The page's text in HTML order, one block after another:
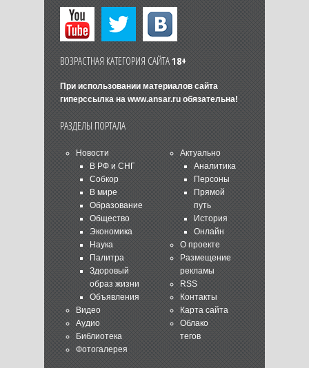
ВОЗРАСТНАЯ КАТЕГОРИЯ САЙТА18+
При использовании материалов сайта
гиперссылка на www.ansar.ruобязательна!
РАЗДЕЛЫ ПОРТАЛА
Новости
В РФ и СНГ
Собкор
В мире
Образование
Общество
Экономика
Наука
Палитра
Здоровый
образ жизни
Объявления
Видео
Аудио
Библиотека
Фотогалерея
Актуально
Аналитика
Персоны
Прямой
путь
История
Онлайн
О проекте
Размещение
рекламы
RSS
Контакты
Карта сайта
Облако
тегов